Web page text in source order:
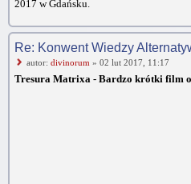
2017 w Gdańsku.
Re: Konwent Wiedzy
autor: divinorum » 02 lut 2017, 11:17
Tresura Matrixa - Bardzo krótki film